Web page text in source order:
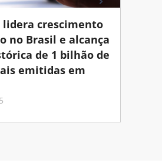
lidera crescimento
no Brasil e alcança
de 1 bilhão de
emitidas em